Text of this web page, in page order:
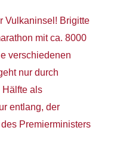
Vulkaninsel! Brigitte
mit ca. 8000
verschiedenen
nur durch
Hälfte als
entlang, der
Premierministers